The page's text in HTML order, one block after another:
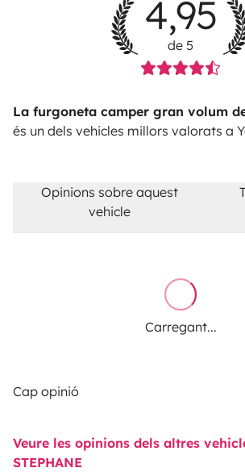
4,95
de 5
La furgoneta camper gran volum de
és un dels vehicles millors valorats a
Opinions sobre aquest
vehicle
Carregant...
Cap opinió
Veure les opinions dels altres
STEPHANE